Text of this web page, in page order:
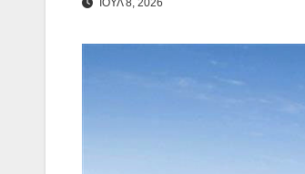
ΙΟΥΛ 8, 2026